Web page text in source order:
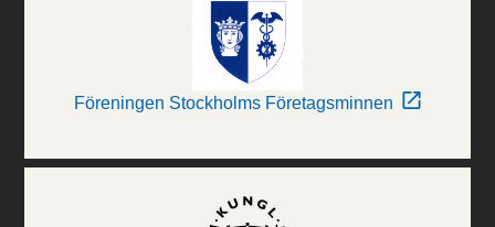
Föreningen Stockholms Företagsminnen